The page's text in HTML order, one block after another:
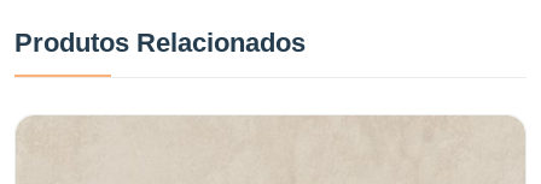
Produtos Relacionados